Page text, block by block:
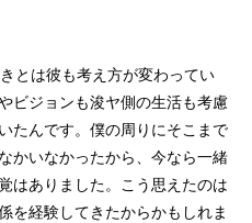
とは彼も考え方が変わってい
ビジョンも浚ヤ側の生活も考慮
たんです。僕の周りにそこまで
かいなかったから、今なら一緒
はありました。こう思えたのは
を経験してきたからかもしれま